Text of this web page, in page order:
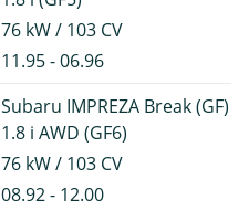
76 kW / 103 CV
11.95 - 06.96
Subaru IMPREZA Break (GF)
1.8 i AWD (GF6)
76 kW / 103 CV
08.92 - 12.00